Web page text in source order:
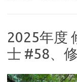
2025年度
士 #58、